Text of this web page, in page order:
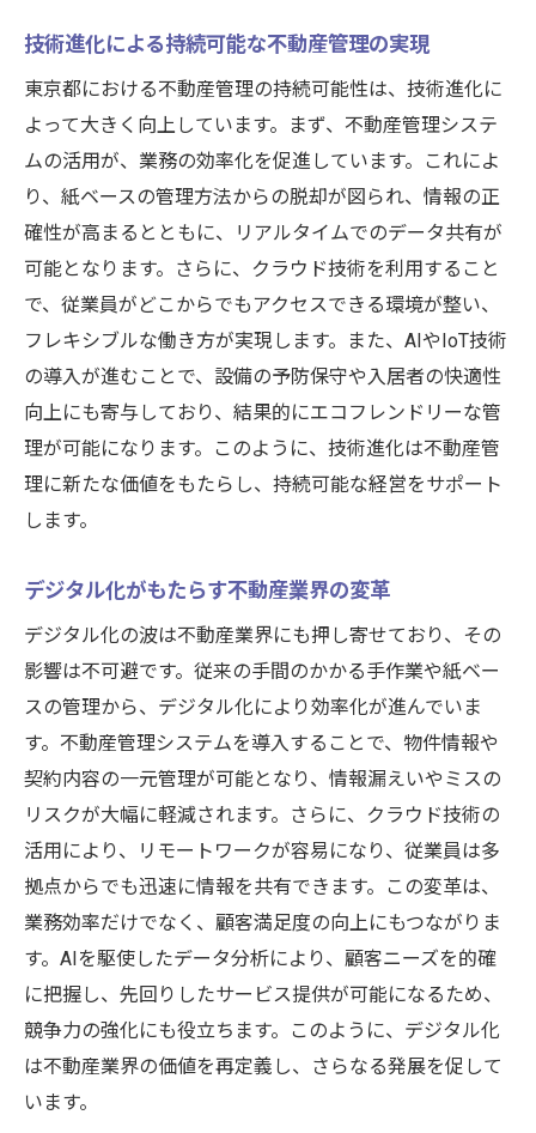
技術進化による持続可能な不動産管理の実現
東京都における不動産管理の持続可能性は、技術進化に
よって大きく向上しています。まず、不動産管理システ
ムの活用が、業務の効率化を促進しています。これによ
り、紙ベースの管理方法からの脱却が図られ、情報の正
確性が高まるとともに、リアルタイムでのデータ共有が
可能となります。さらに、クラウド技術を利用すること
で、従業員がどこからでもアクセスできる環境が整い、
フレキシブルな働き方が実現します。また、AIやIoT技術
の導入が進むことで、設備の予防保守や入居者の快適性
向上にも寄与しており、結果的にエコフレンドリーな管
理が可能になります。このように、技術進化は不動産管
理に新たな価値をもたらし、持続可能な経営をサポート
します。
デジタル化がもたらす不動産業界の変革
デジタル化の波は不動産業界にも押し寄せており、その
影響は不可避です。従来の手間のかかる手作業や紙ベー
スの管理から、デジタル化により効率化が進んでいま
す。不動産管理システムを導入することで、物件情報や
契約内容の一元管理が可能となり、情報漏えいやミスの
リスクが大幅に軽減されます。さらに、クラウド技術の
活用により、リモートワークが容易になり、従業員は多
拠点からでも迅速に情報を共有できます。この変革は、
業務効率だけでなく、顧客満足度の向上にもつながりま
す。AIを駆使したデータ分析により、顧客ニーズを的確
に把握し、先回りしたサービス提供が可能になるため、
競争力の強化にも役立ちます。このように、デジタル化
は不動産業界の価値を再定義し、さらなる発展を促して
います。